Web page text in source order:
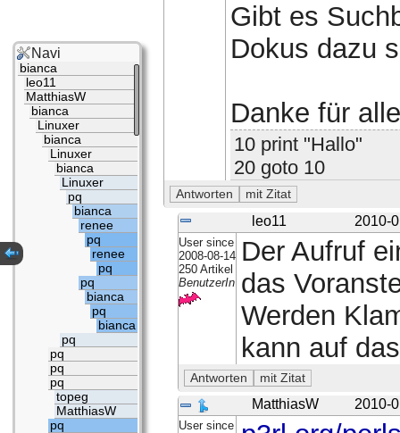
Gibt es
Dokus dazu
Danke für
10 print "Hallo"
20 goto 10
leo11 2010-
User since
2008-08-14
250 Artikel
BenutzerIn
Der Aufruf
das
Werden
kann auf
MatthiasW 2010-
User since
Navi
bianca
leo11
MatthiasW
bianca
Linuxer
bianca
Linuxer
bianca
Linuxer
pq
bianca
renee
pq
renee
pq
pq
bianca
pq
bianca
pq
pq
pq
pq
topeg
MatthiasW
pq